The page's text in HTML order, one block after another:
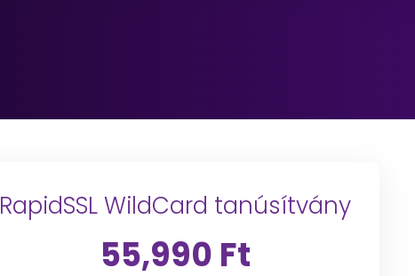
RapidSSL WildCard tanúsítvány
55,990 Ft